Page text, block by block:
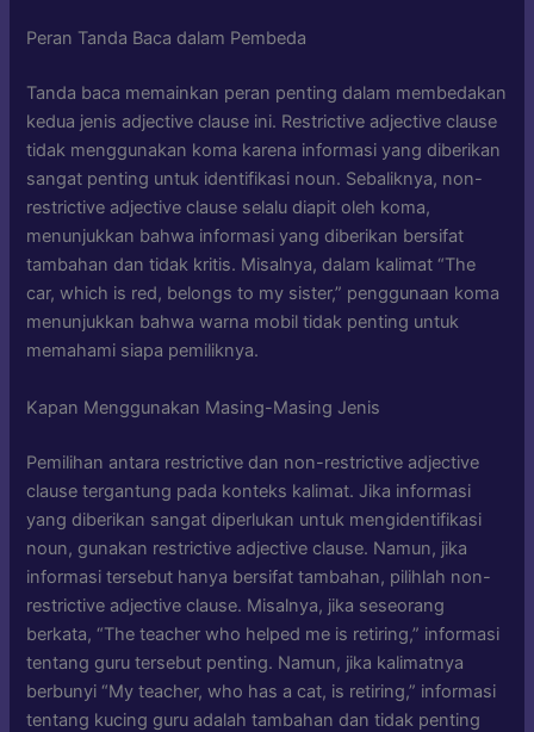
Peran Tanda Baca dalam Pembeda
Tanda baca memainkan peran penting dalam membedakan
kedua jenis adjective clause ini. Restrictive adjective clause
tidak menggunakan koma karena informasi yang diberikan
sangat penting untuk identifikasi noun. Sebaliknya, non-
restrictive adjective clause selalu diapit oleh koma,
menunjukkan bahwa informasi yang diberikan bersifat
tambahan dan tidak kritis. Misalnya, dalam kalimat “The
car, which is red, belongs to my sister,” penggunaan koma
menunjukkan bahwa warna mobil tidak penting untuk
memahami siapa pemiliknya.
Kapan Menggunakan Masing-Masing Jenis
Pemilihan antara restrictive dan non-restrictive adjective
clause tergantung pada konteks kalimat. Jika informasi
yang diberikan sangat diperlukan untuk mengidentifikasi
noun, gunakan restrictive adjective clause. Namun, jika
informasi tersebut hanya bersifat tambahan, pilihlah non-
restrictive adjective clause. Misalnya, jika seseorang
berkata, “The teacher who helped me is retiring,” informasi
tentang guru tersebut penting. Namun, jika kalimatnya
berbunyi “My teacher, who has a cat, is retiring,” informasi
tentang kucing guru adalah tambahan dan tidak penting